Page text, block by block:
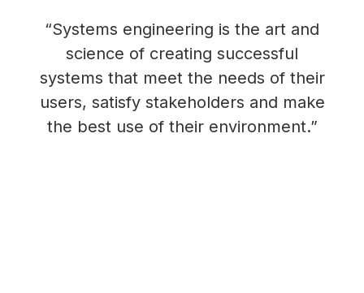
“Systems engineering is the art and
science of creating successful
systems that meet the needs of their
users, satisfy stakeholders and make
the best use of their environment.”